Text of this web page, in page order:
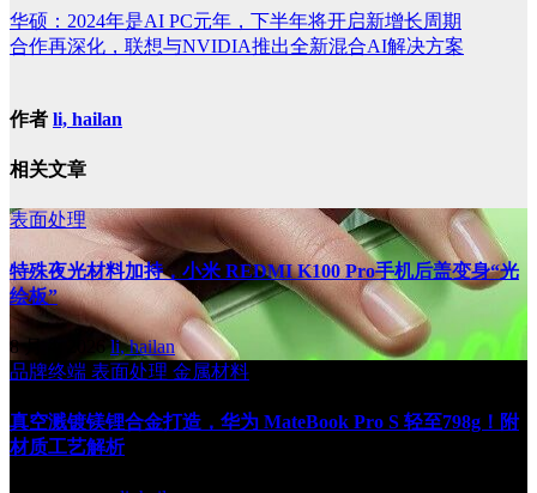
华硕：2024年是AI PC元年，下半年将开启新增长周期
合作再深化，联想与NVIDIA推出全新混合AI解决方案
作者 li, hailan
相关文章
表面处理
特殊夜光材料加持，小米 REDMI K100 Pro手机后盖变身“光
绘板”
8 月 4, 2026li, hailan
品牌终端 表面处理 金属材料
真空溅镀镁锂合金打造，华为 MateBook Pro S 轻至798g！附
材质工艺解析